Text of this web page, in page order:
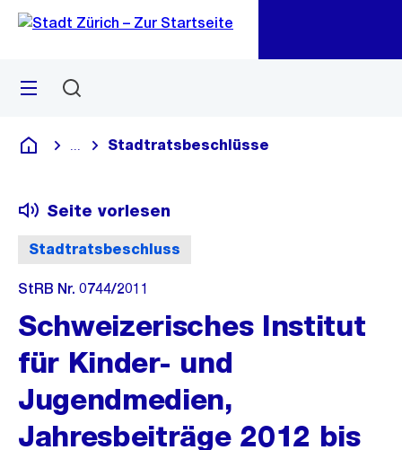
Navigation
Sprunglink
Menü
Deutsch
Blende alle Breadcrumbs ein
Stadtratsbeschlüsse
Stadtratsbeschluss
Seite vorlesen
StRB Nr. 0744/2011
Schweizerisches Institut
für Kinder- und
Jugendmedien,
Jahresbeiträge 2012 bis